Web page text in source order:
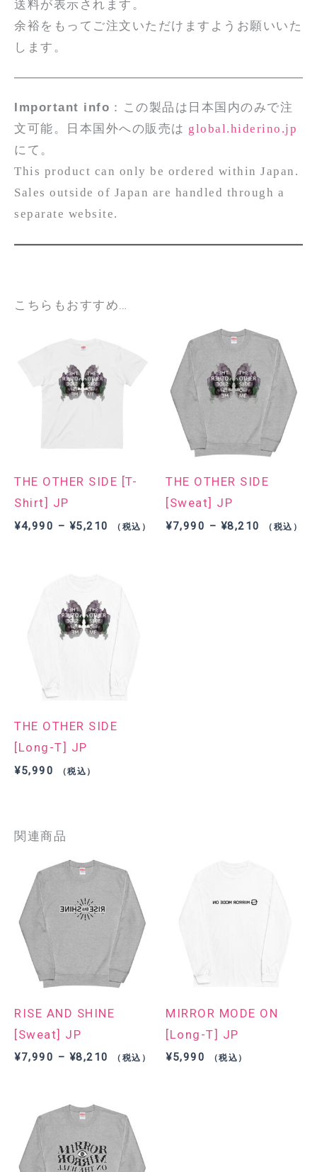
送料が表示されます。
余裕をもってご注文いただけますようお願いいた
します。
Important info ：この製品は日本国内のみで注
文可能。日本国外への販売は global.hiderino.jp
にて。
This product can only be ordered within Japan.
Sales outside of Japan are handled through a
separate website.
こちらもおすすめ…
THE OTHER SIDE [T-
Shirt] JP
¥4,990 – ¥5,210 価（税込）
THE OTHER SIDE
[Sweat] JP
¥7,990 – ¥8,210 価（税込）
THE OTHER SIDE
[Long-T] JP
¥5,990 （税込）
関連商品
RISE AND SHINE
[Sweat] JP
¥7,990 – ¥8,210 価
–
¥8,210
（税込）
MIRROR MODE ON
[Long-T] JP
¥5,990 （税込）